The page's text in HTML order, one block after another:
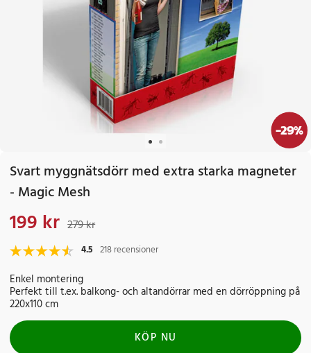
-29%
Svart myggnätsdörr med extra starka magneter
- Magic Mesh
Nuvarande pris
199 kr 279 kr
4.5 218 recensioner
Enkel montering
Perfekt till t.ex. balkong- och altandörrar med en dörröppning på
220x110 cm
KÖP NU